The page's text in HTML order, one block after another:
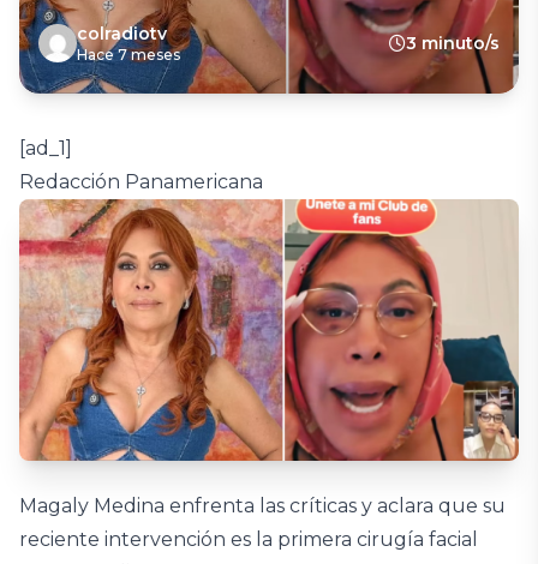
colradiotv
Hace 7 meses
3 minuto/s
[ad_1]
Redacción Panamericana
Magaly Medina enfrenta las críticas y aclara que su
reciente intervención es la primera cirugía facial